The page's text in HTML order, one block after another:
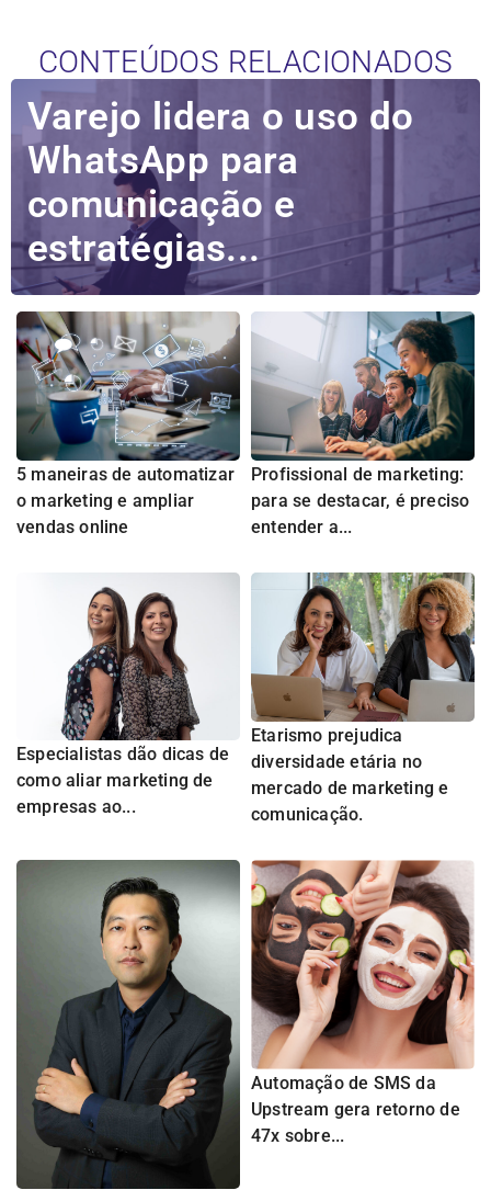
CONTEÚDOS RELACIONADOS
Varejo lidera o uso do
WhatsApp para
comunicação e
estratégias...
5 maneiras de automatizar
o marketing e ampliar
vendas online
Profissional de marketing:
para se destacar, é preciso
entender a...
Especialistas dão dicas de
como aliar marketing de
empresas ao...
Etarismo prejudica
diversidade etária no
mercado de marketing e
comunicação.
Automação de SMS da
Upstream gera retorno de
47x sobre...